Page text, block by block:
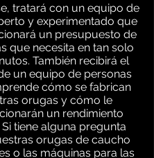
tratará con un equipo de
y experimentado que
un presupuesto de
que necesita en tan solo
También recibirá el
un equipo de personas
cómo se fabrican
orugas y cómo le
un rendimiento
tiene alguna pregunta
orugas de caucho
o las máquinas para las